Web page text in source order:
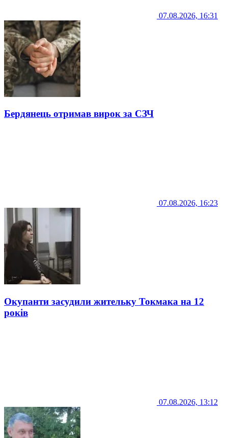
07.08.2026, 16:31
Бердянець отримав вирок за СЗЧ
07.08.2026, 16:23
Окупанти засудили жительку Токмака на 12
років
07.08.2026, 13:12